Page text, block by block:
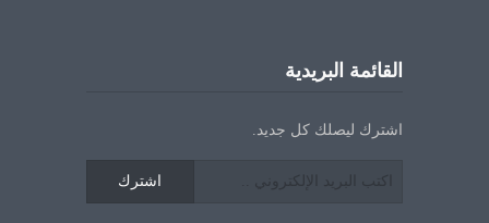
القائمة البريدية
اشترك ليصلك كل جديد.
اشترك